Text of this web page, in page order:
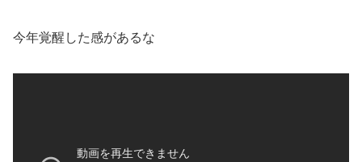
今年覚醒した感があるな